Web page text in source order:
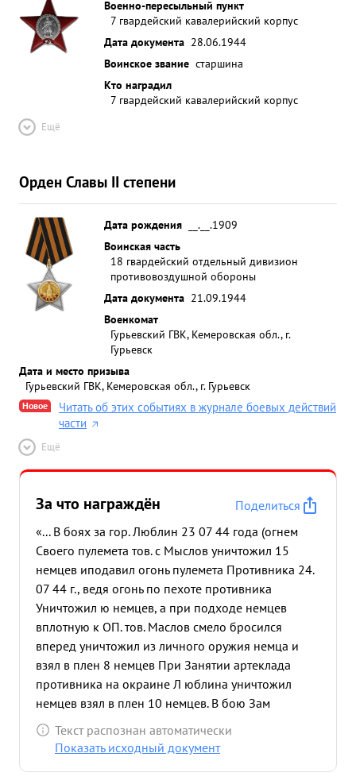
Военно-пересыльный пункт
7 гвардейский кавалерийский корпус
Дата документа 28.06.1944
Воинское звание старшина
Кто наградил
7 гвардейский кавалерийский корпус
Ещё
Орден Славы II степени
Дата рождения
__.__.1909
Воинская часть
18 гвардейский отдельный дивизион
противовоздушной обороны
Дата документа 21.09.1944
Военкомат
Гурьевский ГВК, Кемеровская обл., г.
Гурьевск
Дата и место призыва
Гурьевский ГВК, Кемеровская обл., г. Гурьевск
Новое
Читать об этих событиях в журнале боевых действий
части
Ещё
За что награждён
Поделиться
«... В боях за гор. Люблин 23 07 44 года (огнем
Своего пулемета тов. с Мыслов уничтожил 15
немцев иподавил огонь пулемета Противника 24.
07 44 г., ведя огонь по пехоте противника
Уничтожил ю немцев, а при подходе немцев
вплотную к ОП. тов. Маслов смело бросился
вперед уничтожил из личного оружия немца и
взял в плен 8 немцев При Занятии артеклада
противника на окраине Л юблина уничтожил
немцев взял в плен 10 немцев. В бою Зам
Красник 27. 07. 44 года огнем пулемета уничтожил
12 немцев и подавил огонь 2х пулеметов
Текст распознан автоматически
Показать исходный документ